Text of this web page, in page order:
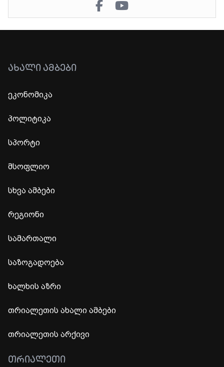
ᲐᲮᲐᲚᲘ ᲐᲛᲑᲔᲑᲘ
ეკონომიკა
პოლიტიკა
სპორტი
მსოფლიო
სხვა ამბები
რეგიონი
სამართალი
საზოგადოება
ხალხის აზრი
თრიალეთის ახალი ამბები
თრიალეთის არქივი
ᲗᲠᲘᲐᲚᲔᲗᲘ